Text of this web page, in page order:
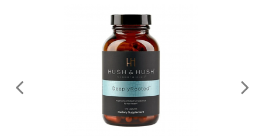
ngoài